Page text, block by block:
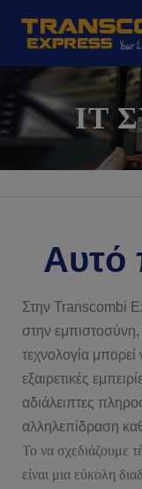
ΕΤΑΙΡΕΙΑ
ΛΥΣΕΙΣ
IT
Αυτό
Στην Transcombi
στην εμπιστοσύνη,
τεχνολογία
εξαιρετικές
αδιάλειπτες
αλληλεπίδραση
Το να σχεδιάζουμε
είναι μια εύκολη